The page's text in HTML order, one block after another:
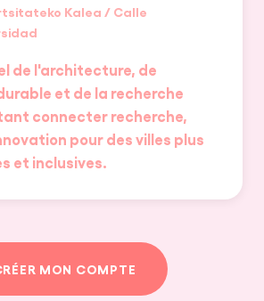
Kalea / Calle
de l'architecture, de
et de la recherche
connecter recherche,
pour des villes plus
et inclusives.
MON COMPTE